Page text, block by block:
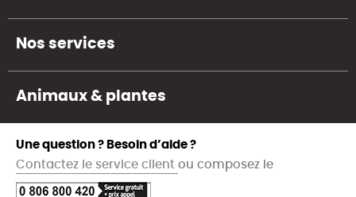
Nos services
Animaux & plantes
Une question ? Besoin d’aide ?
Contactez le service client ou composez le